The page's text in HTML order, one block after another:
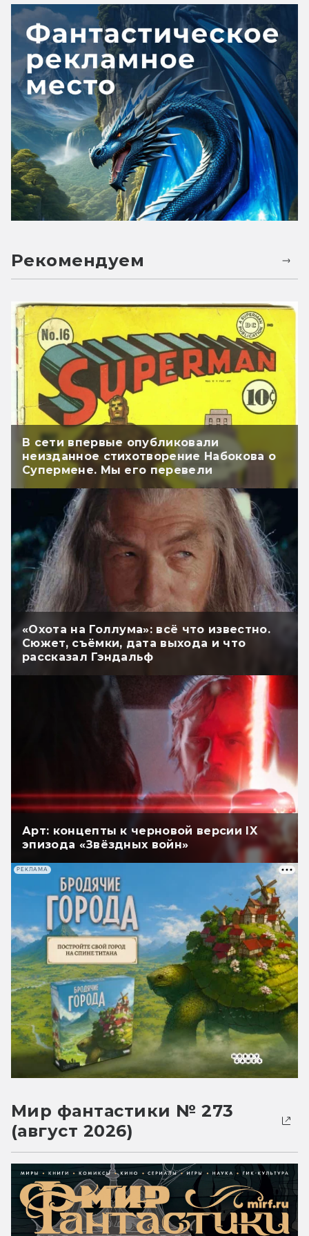
Дроида — модуля. 4. Джоган —
картофелин. 5. "Гадюки" — модуля. 6.
Звезду смерти — марсоход. 7. Дарта
Вейдера — Мартинеза. 8. R2-D2 —
скафандр. 9. «Тысячелетний сокол» —
марсоход. 10. Световой меч —
обогреватель. 11. Храм джедаев —
жилой модуль.
Рекомендуем
В сети впервые опубликовали
неизданное стихотворение Набокова о
Супермене. Мы его перевели
«Охота на Голлума»: всё что известно.
Сюжет, съёмки, дата выхода и что
рассказал Гэндальф
Арт: концепты к черновой версии IX
эпизода «Звёздных войн»
РЕКЛАМА
Мир фантастики № 273
(август 2026)